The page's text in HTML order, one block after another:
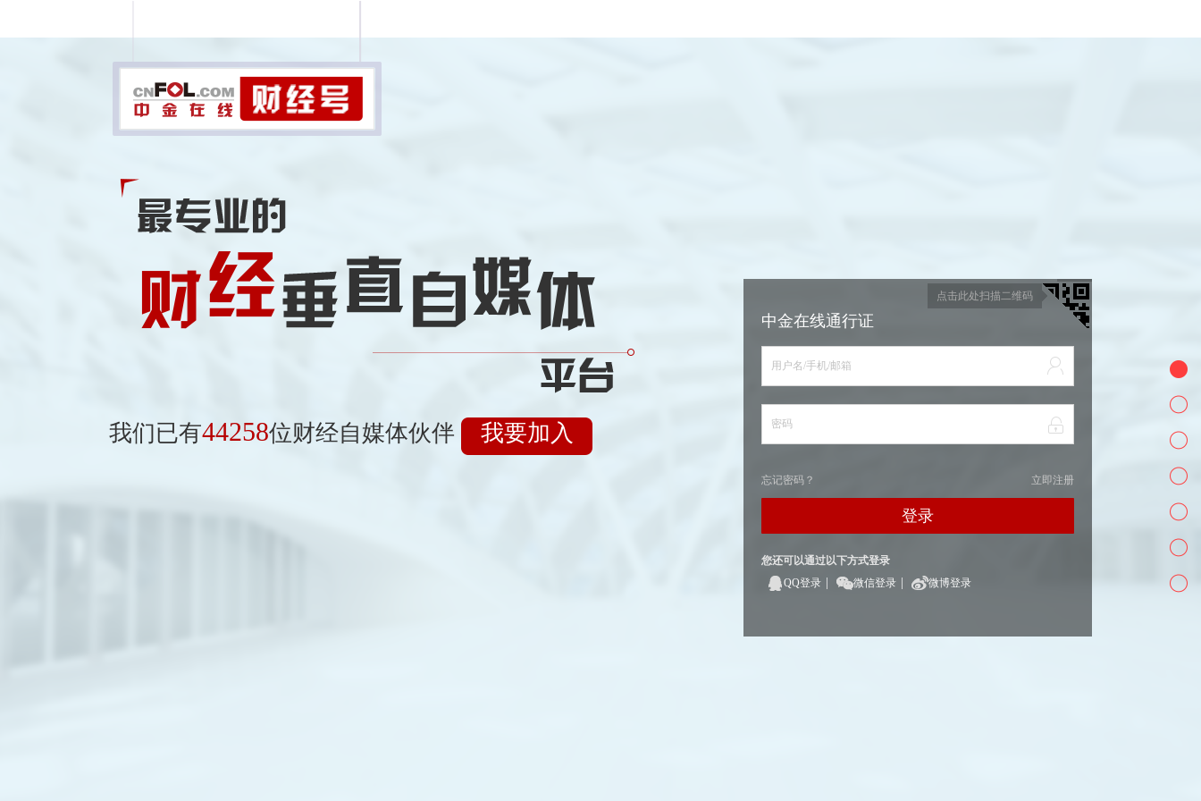
我们已有44258位财经自媒体伙伴 我要加入
点击此处扫描二维码
中金在线通行证
用户名/手机/邮箱
密码
立即注册
忘记密码？
登录
您还可以通过以下方式登录
QQ登录
微信登录 微博登录